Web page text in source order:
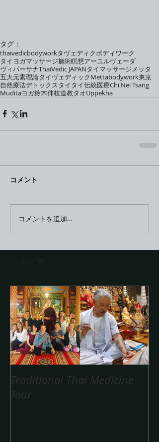
タグ：
thaivedicbodyworkタヴェディクボディワーク
タイヨガマッサージ施術瞑想アーユルヴェーダ
ヴィパーサナThaiVedic JAPANタイマッサージメッタ
五大元素理論タイヴェディックMettabodywork東京
自然療法デトックスタイ タイ伝統医療Chi Nei Tsang
Muditaヨガ鈴木伸枝道教タオUppekha
コメント
コメントを追加…
Traditional Thai Medicine
Tour